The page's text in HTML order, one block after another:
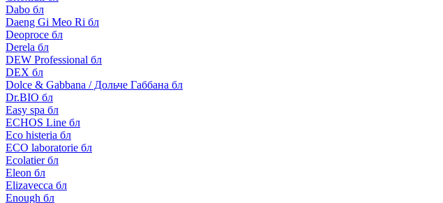
Dabo бл
Daeng Gi Meo Ri бл
Deoproce бл
Derela бл
DEW Professional бл
DEX бл
Dolce & Gabbana / Дольче Габбана бл
Dr.BIO бл
Easy spa бл
ECHOS Line бл
Eco histeria бл
ECO laboratorie бл
Ecolatier бл
Eleon бл
Elizavecca бл
Enough бл